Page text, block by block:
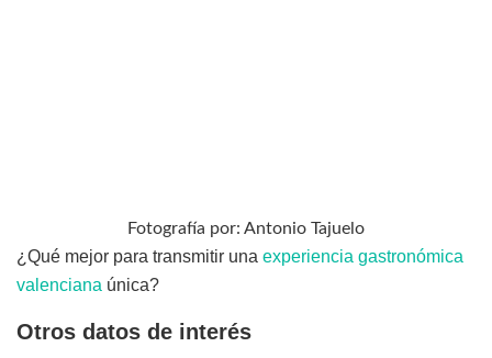
Fotografía por: Antonio Tajuelo
¿Qué mejor para transmitir una experiencia gastronómica
valenciana única?
Otros datos de interés